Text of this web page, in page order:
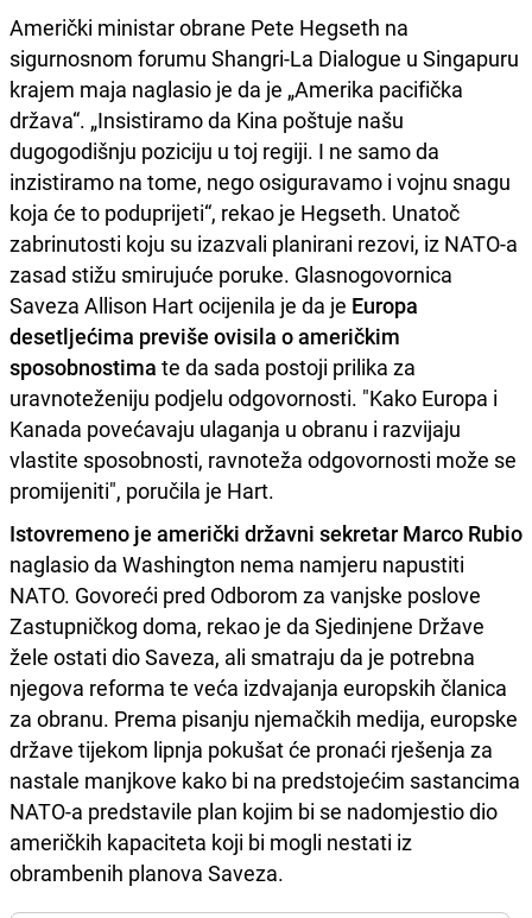
Američki ministar obrane Pete Hegseth na
sigurnosnom forumu Shangri-La Dialogue u Singapuru
krajem maja naglasio je da je „Amerika pacifička
država“. „Insistiramo da Kina poštuje našu
dugogodišnju poziciju u toj regiji. I ne samo da
inzistiramo na tome, nego osiguravamo i vojnu snagu
koja će to poduprijeti“, rekao je Hegseth. Unatoč
zabrinutosti koju su izazvali planirani rezovi, iz NATO-a
zasad stižu smirujuće poruke. Glasnogovornica
Saveza Allison Hart ocijenila je da je Europa
desetljećima previše ovisila o američkim
sposobnostima te da sada postoji prilika za
uravnoteženiju podjelu odgovornosti. "Kako Europa i
Kanada povećavaju ulaganja u obranu i razvijaju
vlastite sposobnosti, ravnoteža odgovornosti može se
promijeniti", poručila je Hart.
Istovremeno je američki državni sekretar Marco Rubio
naglasio da Washington nema namjeru napustiti
NATO. Govoreći pred Odborom za vanjske poslove
Zastupničkog doma, rekao je da Sjedinjene Države
žele ostati dio Saveza, ali smatraju da je potrebna
njegova reforma te veća izdvajanja europskih članica
za obranu. Prema pisanju njemačkih medija, europske
države tijekom lipnja pokušat će pronaći rješenja za
nastale manjkove kako bi na predstojećim sastancima
NATO-a predstavile plan kojim bi se nadomjestio dio
američkih kapaciteta koji bi mogli nestati iz
obrambenih planova Saveza.